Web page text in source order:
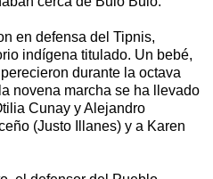
en defensa del Tipnis,
indígena titulado. Un bebé,
durante la octava
novena marcha se ha llevado
Cunay y Alejandro
(Justo Illanes) y a Karen